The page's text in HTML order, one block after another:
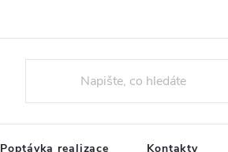
Poptávka realizace Kontakty